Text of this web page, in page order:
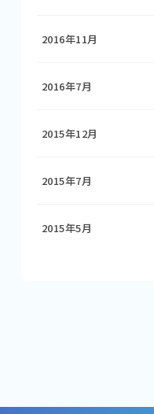
2016年11月
2016年7月
2015年12月
2015年7月
2015年5月